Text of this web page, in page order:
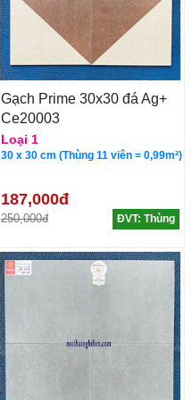
Gạch Prime 30x30 đá Ag+
Ce20003
Loại 1
30 x 30 cm (Thùng 11 viên = 0,99m²)
187,000đ
250,000đ ĐVT: Thùng